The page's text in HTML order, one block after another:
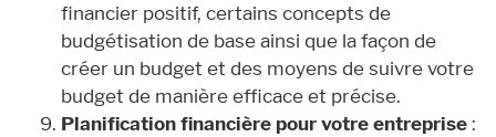
financier positif, certains concepts de
budgétisation de base ainsi que la façon de
créer un budget et des moyens de suivre votre
budget de manière efficace et précise.
Planification financière pour votre entreprise :